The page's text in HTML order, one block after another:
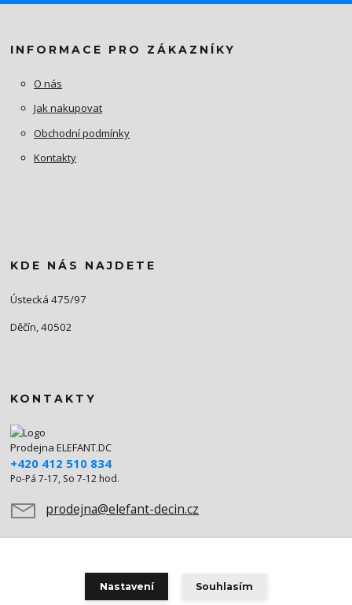
INFORMACE PRO ZÁKAZNÍKY
O nás
Jak nakupovat
Obchodní podmínky
Kontakty
KDE NÁS NAJDETE
Ústecká 475/97
Děčín, 40502
KONTAKTY
Prodejna ELEFANT.DC
+420 412 510 834
Po-Pá 7-17, So 7-12 hod.
prodejna@elefant-decin.cz
Nastavení Souhlasím